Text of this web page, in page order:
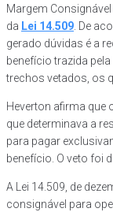
Margem
da Lei 14.509. De
gerado dúvidas é a
benefício trazida
trechos vetados, os
Heverton afirma que
que determinava a
para pagar
benefício. O veto foi
A Lei 14.509, de
consignável para